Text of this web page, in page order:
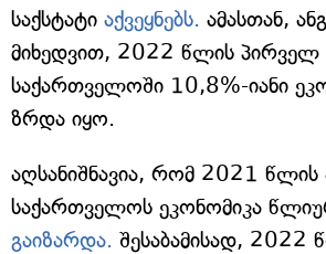
საქსტატი აქვეყნებს. ამასთან,
მიხედვით, 2022 წლის პირველ
საქართველოში 10,8%-იანი
ზრდა იყო.
აღსანიშნავია, რომ 2021
საქართველოს ეკონომიკა
გაიზარდა. შესაბამისად, 2022